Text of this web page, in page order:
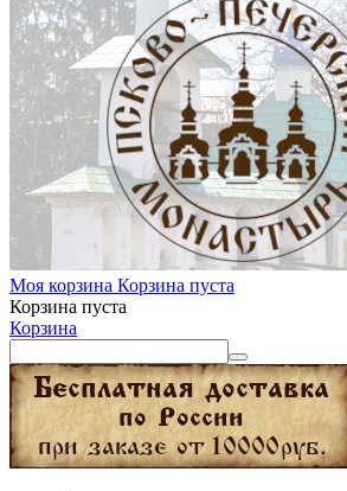
Моя корзина Корзина пуста
Корзина пуста
Корзина